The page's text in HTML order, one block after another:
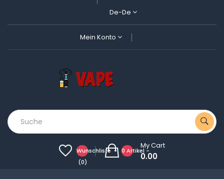
De-De
Mein Konto
Wunschliste
(0)
0 Artikel -
My Cart
0.00